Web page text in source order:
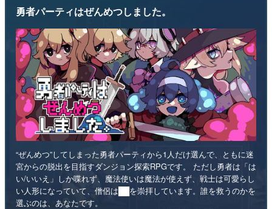
勇者パーティはぜんめつしました。
“ぜんめつ”してしまった勇者パーティから1人だけ選んで、ともに迷
宮からの脱出を目指すダンジョン探索RPGです。 ただし勇者は「は
い/いいえ」しか喋れず、魔法使いは魔法が使えず、戦士は可愛らし
い人形になっていて、僧侶は██を崇拝しています。誰を救うのかを
選ぶのは、あなたです。